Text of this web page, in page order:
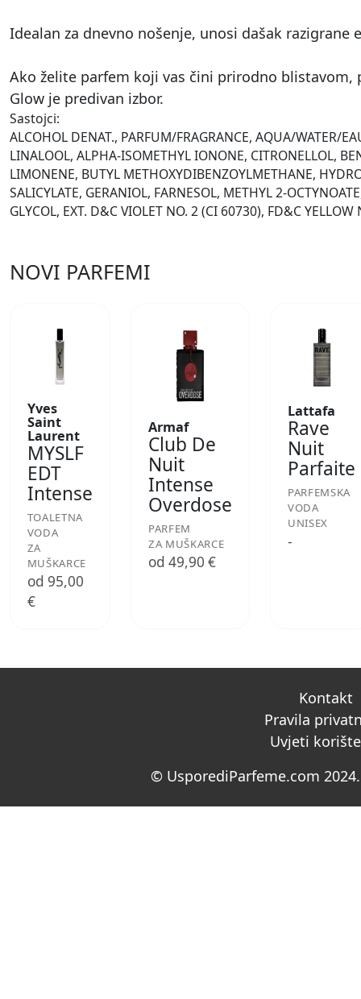
Idealan za dnevno nošenje, unosi dašak razigrane
Ako želite parfem koji vas čini prirodno blistavom,
Glow je predivan izbor.
Sastojci:
ALCOHOL DENAT., PARFUM/FRAGRANCE, AQUA/WATER/
LINALOOL, ALPHA-ISOMETHYL IONONE, CITRONELLOL,
LIMONENE, BUTYL METHOXYDIBENZOYLMETHANE,
SALICYLATE, GERANIOL, FARNESOL, METHYL 2-
GLYCOL, EXT. D&C VIOLET NO. 2 (CI 60730), FD&C
NOVI PARFEMI
Yves
Saint
Laurent
MYSLF
EDT
Intense
TOALETNA
VODA
ZA
MUŠKARCE
od 95,00
€
Armaf
Club De
Nuit
Intense
Overdose
PARFEM
ZA MUŠKARCE
od 49,90 €
Lattafa
Rave
Nuit
Parfaite
PARFEMSKA
VODA
UNISEX
-
Kontakt
Pravila
Uvjeti
© UsporediParfeme.com